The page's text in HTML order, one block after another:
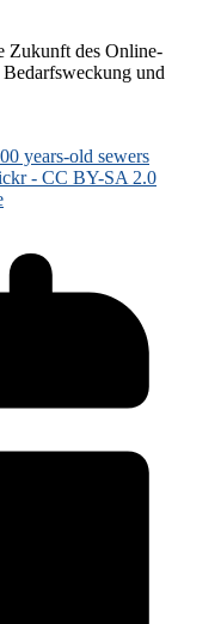
Zukunft des Online-
und